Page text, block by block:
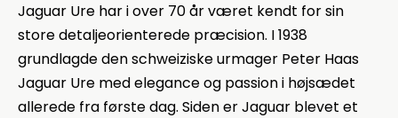
Jaguar Ure har i over 70 år været kendt for sin
store detaljeorienterede præcision. I 1938
grundlagde den schweiziske urmager Peter Haas
Jaguar Ure med elegance og passion i højsædet
allerede fra første dag. Siden er Jaguar blevet et